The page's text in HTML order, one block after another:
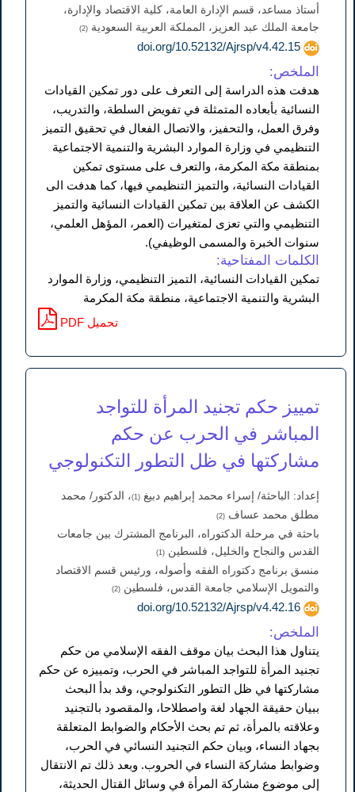
أستاذ مساعد، قسم الإدارة العامة، كلية الاقتصاد والإدارة،
جامعة الملك عبد العزيز، المملكة العربية السعودية (2)
doi.org/10.52132/Ajrsp/v4.42.15
الملخص:
هدفت هذه الدراسة إلى التعرف على دور تمكين القيادات
النسائية بأبعاده المتمثلة في تفويض السلطة، والتدريب،
وفرق العمل، والتحفيز، والاتصال الفعال في تحقيق التميز
التنظيمي في وزارة الموارد البشرية والتنمية الاجتماعية
بمنطقة مكة المكرمة، والتعرف على مستوى تمكين
القيادات النسائية، والتميز التنظيمي فيها، كما هدفت الى
الكشف عن العلاقة بين تمكين القيادات النسائية والتميز
التنظيمي والتي تعزى لمتغيرات (العمر، المؤهل العلمي،
سنوات الخبرة والمسمى الوظيفي).
الكلمات المفتاحية:
تمكين القيادات النسائية، التميز التنظيمي، وزارة الموارد
البشرية والتنمية الاجتماعية، منطقة مكة المكرمة
PDF تحميل
تمييز حكم تجنيد المرأة للتواجد
المباشر في الحرب عن حكم
مشاركتها في ظل التطور التكنولوجي
إعداد: الباحثة/ إسراء محمد إبراهيم دبيغ (1)
، الدكتور/ محمد
مطلق محمد عساف (2)
باحثة في مرحلة الدكتوراه، البرنامج المشترك بين جامعات
القدس والنجاح والخليل، فلسطين (1)
منسق برنامج دكتوراه الفقه وأصوله، ورئيس قسم الاقتصاد
والتمويل الإسلامي جامعة القدس، فلسطين (2)
doi.org/10.52132/Ajrsp/v4.42.16
الملخص:
يتناول هذا البحث بيان موقف الفقه الإسلامي من حكم
تجنيد المرأة للتواجد المباشر في الحرب، وتمييزه عن حكم
مشاركتها في ظل التطور التكنولوجي، وقد بدأ البحث
ببيان حقيقة الجهاد لغة واصطلاحا، والمقصود بالتجنيد
وعلاقته بالمرأة، ثم تم بحث الأحكام والضوابط المتعلقة
بجهاد النساء، وبيان حكم التجنيد النسائي في الحرب،
وضوابط مشاركة النساء في الحروب. وبعد ذلك تم الانتقال
إلى موضوع مشاركة المرأة في وسائل القتال الحديثة،